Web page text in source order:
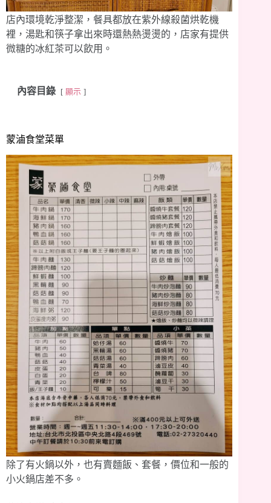
店內環境乾淨整潔，餐具都放在紫外線殺菌烘乾機
裡，湯匙和筷子拿出來時還熱熱燙燙的，店家有提供
微糖的冰紅茶可以飲用。
內容目錄 顯示
蒙滷食堂菜單
除了有火鍋以外，也有賣麵飯、套餐，價位和一般的
小火鍋店差不多。